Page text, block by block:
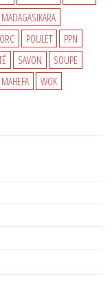
MADAGASIKARA
POULET
PPN
SAVON
SOUPE
WOK